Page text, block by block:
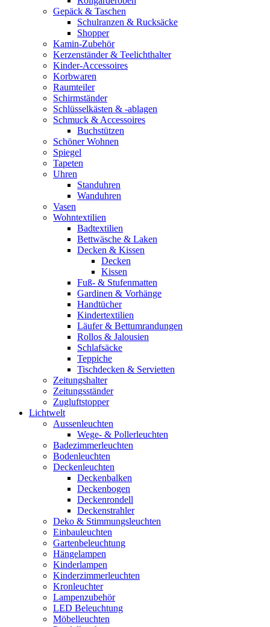
Gepäck & Taschen
Schulranzen & Rucksäcke
Shopper
Kamin-Zubehör
Kerzenständer & Teelichthalter
Kinder-Accessoires
Korbwaren
Raumteiler
Schirmständer
Schlüsselkästen & -ablagen
Schmuck & Accessoires
Buchstützen
Schöner Wohnen
Spiegel
Tapeten
Uhren
Standuhren
Wanduhren
Vasen
Wohntextilien
Badtextilien
Bettwäsche & Laken
Decken & Kissen
Decken
Kissen
Fuß- & Stufenmatten
Gardinen & Vorhänge
Handtücher
Kindertextilien
Läufer & Bettumrandungen
Rollos & Jalousien
Schlafsäcke
Teppiche
Tischdecken & Servietten
Zeitungshalter
Zeitungsständer
Zugluftstopper
Lichtwelt
Aussenleuchten
Wege- & Pollerleuchten
Badezimmerleuchten
Bodenleuchten
Deckenleuchten
Deckenbalken
Deckenbogen
Deckenrondell
Deckenstrahler
Deko & Stimmungsleuchten
Einbauleuchten
Gartenbeleuchtung
Hängelampen
Kinderlampen
Kinderzimmerleuchten
Kronleuchter
Lampenzubehör
LED Beleuchtung
Möbelleuchten